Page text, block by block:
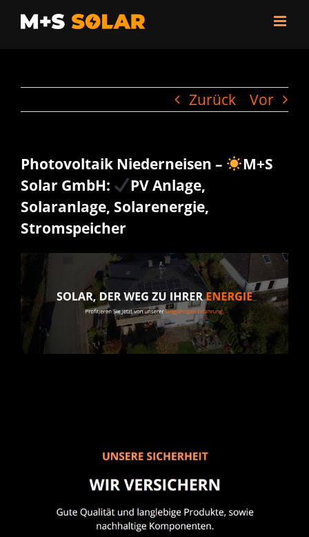
Zum
Inhalt
Zurück Vor
Photovoltaik Niederneisen –
M+S
Solar GmbH:
PV Anlage,
Solaranlage, Solarenergie,
Stromspeicher